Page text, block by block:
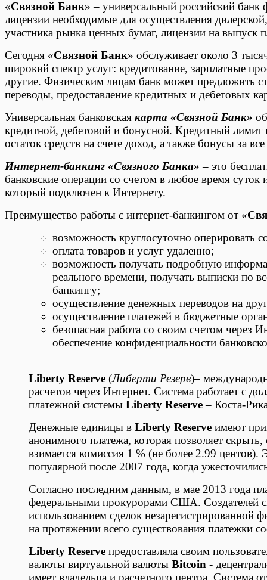
«Связной Банк» – универсальный российский
лицензии необходимые для осуществления
участника рынка ценных бумаг, лицензии на выпуск
Сегодня «Связной Банк» обслуживает около 3
широкий спектр услуг: кредитование, зарплатные
другие. Физическим лицам банк может предложить
переводы, предоставление кредитных и дебетовых
Универсальная банковская карта «Связной Банк»
кредитной, дебетовой и бонусной. Кредитный лимит
остаток средств на счете доход, а также бонусы за
Интернет-банкинг «Связного Банка» – это
банковские операции со счетом в любое время
который подключен к Интернету.
Преимущество работы с интернет-банкингом от «
возможность круглосуточно оперировать
оплата товаров и услуг удаленно;
возможность получать подробную
реального времени, получать выписки по
банкингу;
осуществление денежных переводов на
осуществление платежей в бюджетные
безопасная работа со своим счетом через
обеспечение конфиденциальности
Liberty Reserve (Либерти Резерв)–
расчетов через Интернет. Система работает с
платежной системы Liberty Reserve– Коста-
Денежные единицы в Liberty Reserve имеют
анонимного платежа, которая позволяет
взимается комиссия 1 % (не более 2.99
популярной после 2007 года, когда
Согласно последним данным, в мае 2013 года
федеральными прокурорами США. Создателей
использованием сделок
на протяжении всего существования платежки
Liberty Reserve предоставляла своим
валюты виртуальной валюты Bitcoin -
имеет владельца и расчетного центра. Система